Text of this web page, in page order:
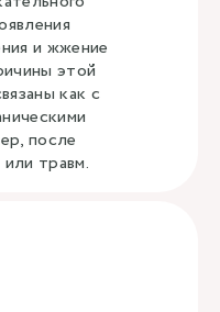
и жжение
этой
как с
после
травм.